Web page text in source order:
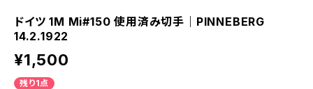
ドイツ 1M Mi#150 使用済み切手｜PINNEBERG
14.2.1922
¥1,500
残り1点